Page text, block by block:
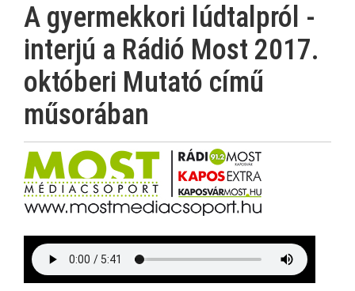
A gyermekkori lúdtalpról -
interjú a Rádió Most 2017.
októberi Mutató című
műsorában